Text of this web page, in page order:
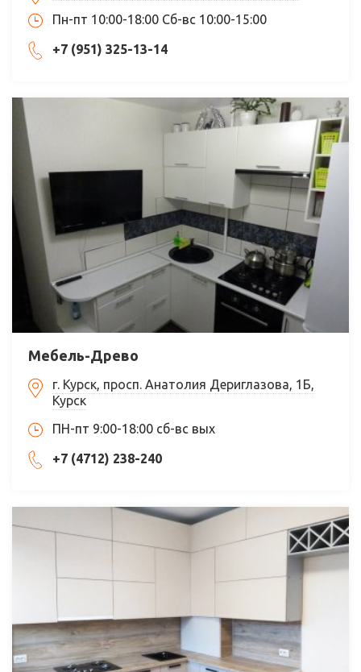
Пн-пт 10:00-18:00 Сб-вс 10:00-15:00
+7 (951) 325-13-14
Мебель-Древо
г. Курск, просп. Анатолия Дериглазова, 1Б,
Курск
ПН-пт 9:00-18:00 сб-вс вых
+7 (4712) 238-240